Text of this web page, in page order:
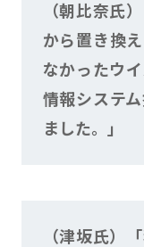
（朝比奈氏
から置き換
なかったウ
情報システ
ました。」
（津坂氏）